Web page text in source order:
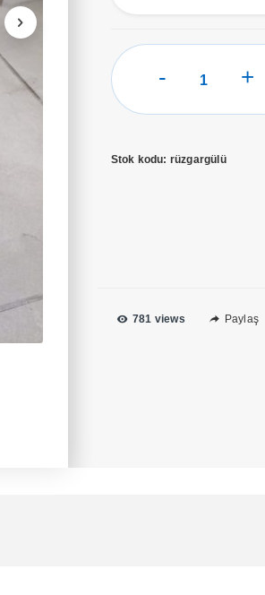
Rüzgar
adet
Stok kodu: rüzgargülü
781 views Paylaş